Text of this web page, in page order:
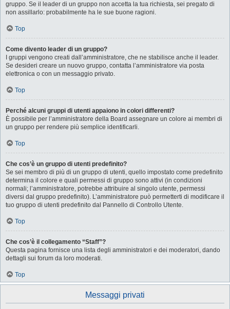
gruppo. Se il leader di un gruppo non accetta la tua richiesta, sei pregato di
non assillarlo: probabilmente ha le sue buone ragioni.
Top
Come divento leader di un gruppo?
I gruppi vengono creati dall’amministratore, che ne stabilisce anche il leader.
Se desideri creare un nuovo gruppo, contatta l’amministratore via posta
elettronica o con un messaggio privato.
Top
Perché alcuni gruppi di utenti appaiono in colori differenti?
È possibile per l’amministratore della Board assegnare un colore ai membri di
un gruppo per rendere più semplice identificarli.
Top
Che cos’è un gruppo di utenti predefinito?
Se sei membro di più di un gruppo di utenti, quello impostato come predefinito
determina il colore e quali permessi di gruppo sono attivi (in condizioni
normali; l’amministratore, potrebbe attribuire al singolo utente, permessi
diversi dal gruppo predefinito). L’amministratore può permetterti di modificare il
tuo gruppo di utenti predefinito dal Pannello di Controllo Utente.
Top
Che cos’è il collegamento “Staff”?
Questa pagina fornisce una lista degli amministratori e dei moderatori, dando
dettagli sui forum da loro moderati.
Top
Messaggi privati